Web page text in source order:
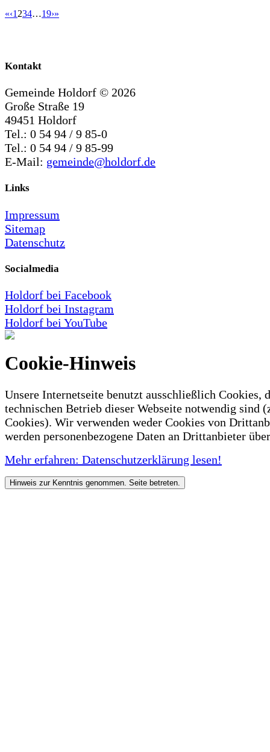
«‹1 234…19›»
Kontakt
Gemeinde Holdorf © 2026
Große Straße 19
49451 Holdorf
Tel.: 0 54 94 / 9 85-0
Tel.: 0 54 94 / 9 85-99
E-Mail: gemeinde@holdorf.de
Links
Impressum
Sitemap
Datenschutz
Socialmedia
Holdorf bei Facebook
Holdorf bei Instagram
Holdorf bei YouTube
Cookie-Hinweis
Unsere Internetseite benutzt ausschließlich Cookies,
technischen Betrieb dieser Webseite notwendig sind
Cookies). Wir verwenden weder Cookies von
werden personenbezogene Daten an Drittanbieter
Mehr erfahren: Datenschutzerklärung lesen!
Hinweis zur Kenntnis genommen. Seite betreten.